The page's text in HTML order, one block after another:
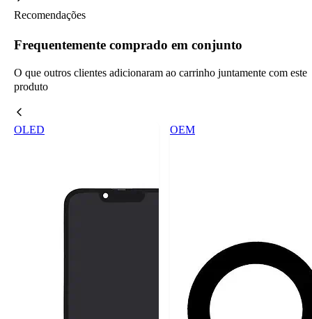
Recomendações
Frequentemente comprado em conjunto
O que outros clientes adicionaram ao carrinho juntamente com este
produto
OLED OEM